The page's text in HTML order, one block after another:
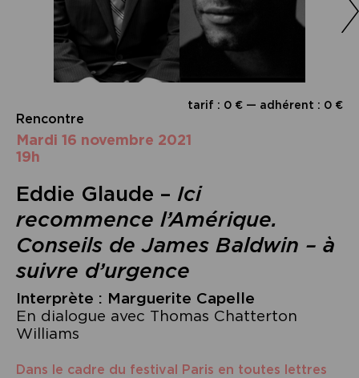
tarif : 0 € — adhérent : 0 €
Rencontre
mardi 16 novembre 2021
19h
Eddie Glaude – Ici
recommence l’Amérique.
Conseils de James Baldwin – à
suivre d’urgence
Interprète : Marguerite Capelle
En dialogue avec Thomas Chatterton
Williams
Dans le cadre du festival Paris en toutes lettres